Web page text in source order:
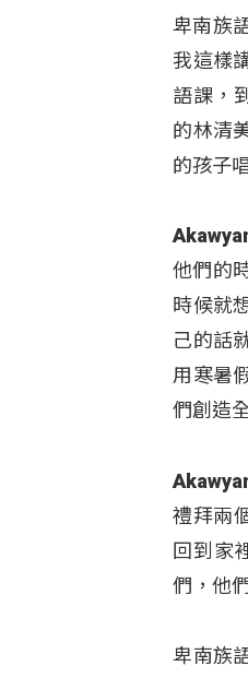
卑南族
我這樣
語課，
的林清
的孩子
他們的
時候就
己的話
用寒暑
們創造
禮拜兩
回到家
們，他
卑南族